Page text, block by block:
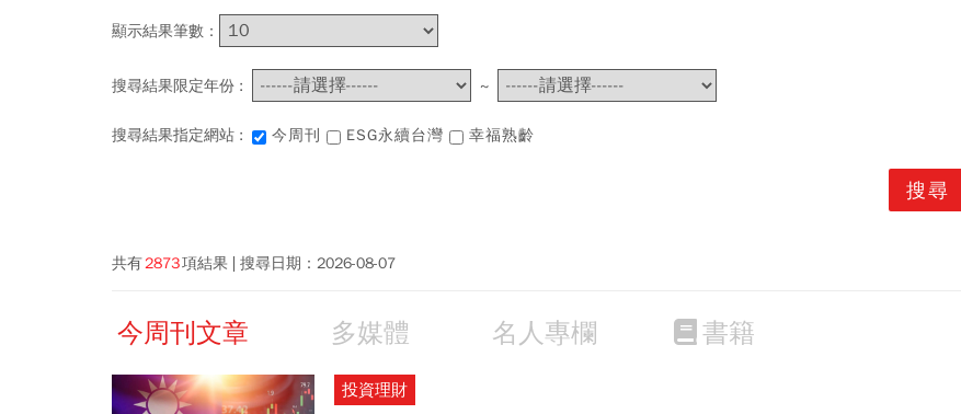
顯示結果筆數：
搜尋結果限定年份 : ~
搜尋結果指定網站 : 今周刊 ESG永續台灣 幸福熟齡
共有2873項結果 搜尋日期： 2026-08-07
今周刊文章 多媒體 名人專欄 書籍
投資理財